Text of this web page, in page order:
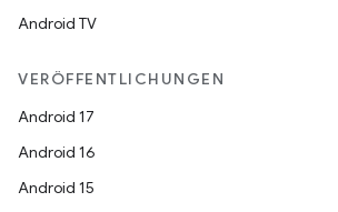
Android TV
VERÖFFENTLICHUNGEN
Android 17
Android 16
Android 15